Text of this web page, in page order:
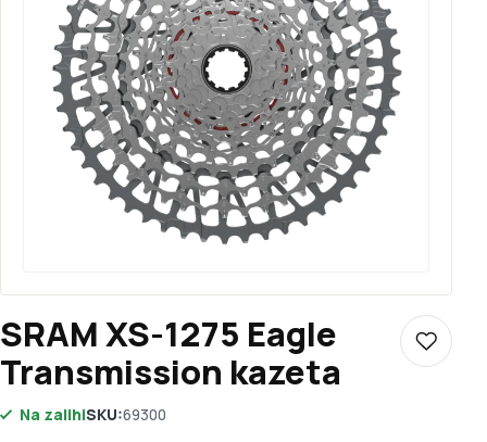
SRAM XS-1275 Eagle
Transmission kazeta
Dodaj
Na zalihiSKU:69300